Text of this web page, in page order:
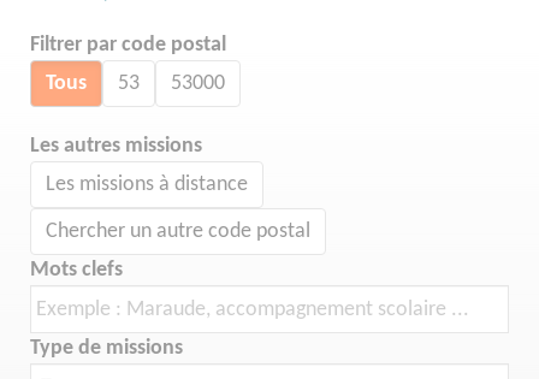
Filtrer par code postal
Tous 53 53000
Les autres missions
Les missions à distance
Chercher un autre code postal
Mots clefs
Type de missions